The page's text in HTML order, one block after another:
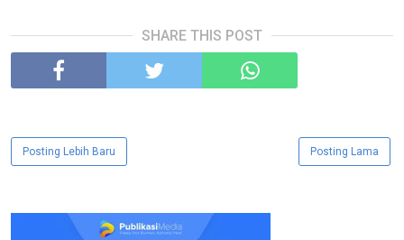
SHARE THIS POST
Posting Lebih Baru Posting Lama